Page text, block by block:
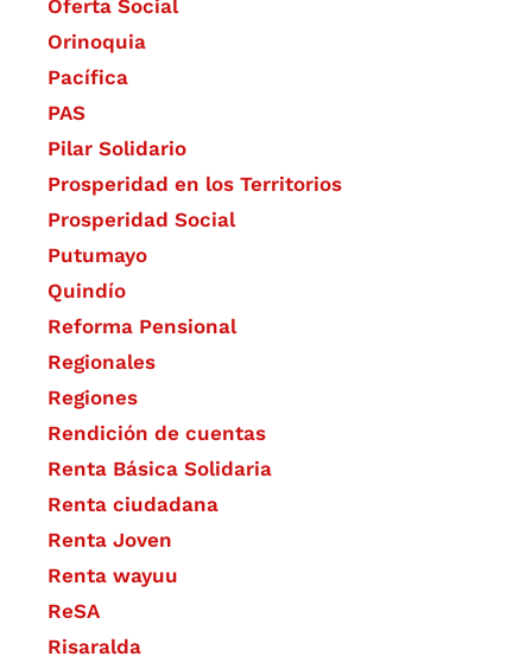
Oferta Social​​
Orinoquia
Pacífica
PAS
Pilar Solidario
Prosperidad en los Territorios
Prosperidad Social
Putumayo
Quindío
Reforma Pensional
Regionales
Regiones
Rendición de cuentas
Renta Básica Solidaria
Renta ciudadana
Renta Joven
Renta wayuu
ReSA
Risaralda